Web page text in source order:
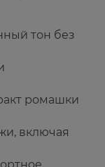
тон без
ромашки
включая